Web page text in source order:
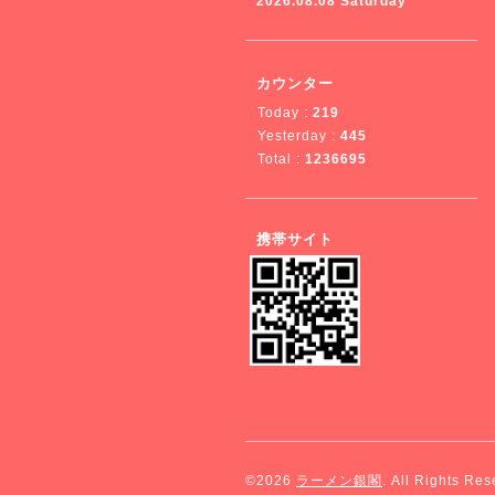
カウンター
Today : 219
Yesterday : 445
Total : 1236695
携帯サイト
©2026 ラーメン銀閣 . All Rights